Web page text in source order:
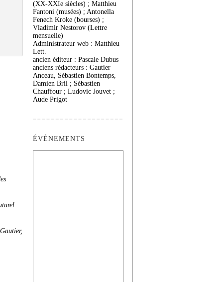
(XX-XXIe siècles) ; Matthieu
Fantoni (musées) ; Antonella
Fenech Kroke (bourses) ;
Vladimir Nestorov (Lettre
mensuelle)
Administrateur web : Matthieu
Lett.
ancien éditeur : Pascale Dubus
anciens rédacteurs : Gautier
Anceau, Sébastien Bontemps,
Damien Bril ; Sébastien
Chauffour ; Ludovic Jouvet ;
Aude Prigot
ÉVÉNEMENTS